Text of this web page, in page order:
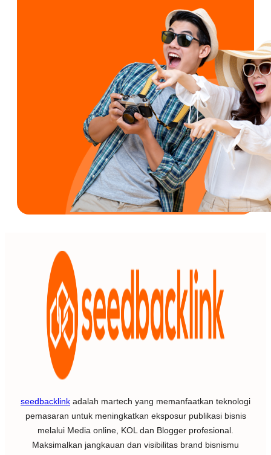
seedbacklink adalah martech yang memanfaatkan teknologi
pemasaran untuk meningkatkan eksposur publikasi bisnis
melalui Media online, KOL dan Blogger profesional.
Maksimalkan jangkauan dan visibilitas brand bisnismu